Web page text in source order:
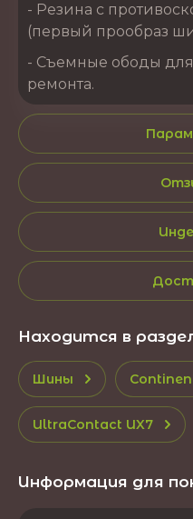
- Резина с
(первый прообраз
- Съемные ободы
ремонта.
Находится в
Шины
UltraContact UX7
Информация для